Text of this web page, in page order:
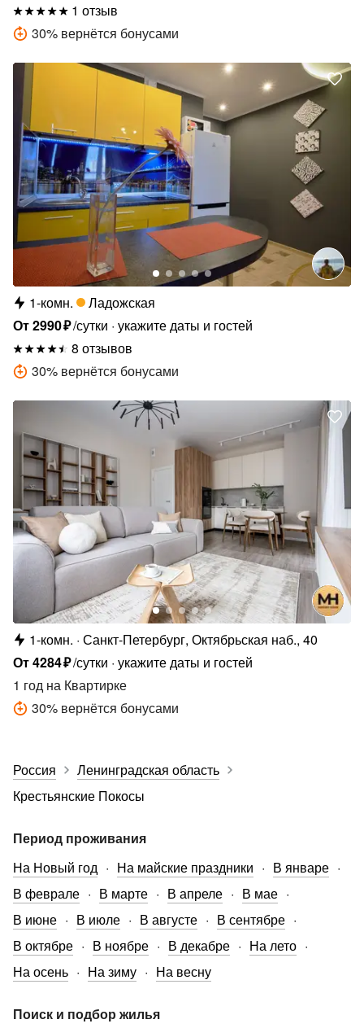
1 отзыв
30% вернётся бонусами
1-комн.
Ладожская
От2990₽/сутки укажите даты и гостей
8 отзывов
30% вернётся бонусами
1-комн. Санкт-Петербург, Октябрьская наб., 40
От4284₽/сутки укажите даты и гостей
1 год на Квартирке
30% вернётся бонусами
Россия
Ленинградская область
Крестьянские Покосы
Период проживания
На Новый год
На майские праздники
В январе
В феврале
В марте В апреле
В мае
В июне
В июле В августе
В сентябре
В октябре
В ноябре В декабре
На лето
На осень
На зиму На весну
Поиск и подбор жилья